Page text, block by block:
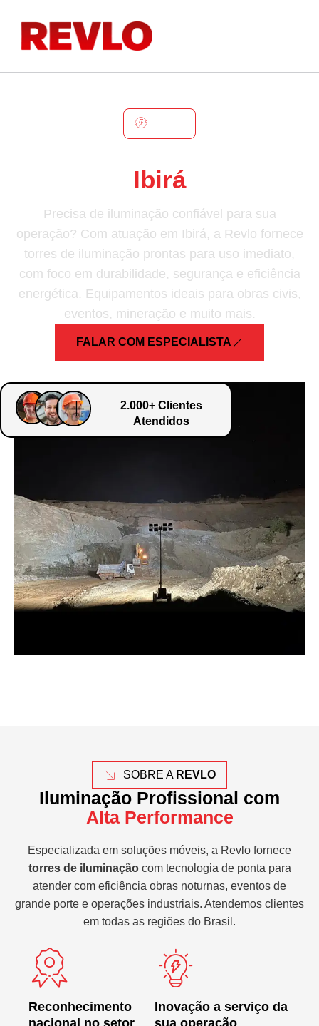
Ibirá
Precisa de iluminação confiável para sua
operação? Com atuação em Ibirá, a Revlo fornece
torres de iluminação prontas para uso imediato,
com foco em durabilidade, segurança e eficiência
energética. Equipamentos ideais para obras civis,
eventos, mineração e muito mais.
FALAR COM ESPECIALISTA
2.000+ Clientes
Atendidos
SOBRE A REVLO
Iluminação Profissional com
Alta Performance
Especializada em soluções móveis, a Revlo fornece
torres de iluminaçãocom tecnologia de ponta para
atender com eficiência obras noturnas, eventos de
grande porte e operações industriais. Atendemos clientes
em todas as regiões do Brasil.
Reconhecimento
nacional no setor
Inovação a serviço da
sua operação